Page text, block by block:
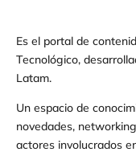
Es el portal de
Tecnológico,
Latam.
Un espacio de
novedades,
actores involucrados